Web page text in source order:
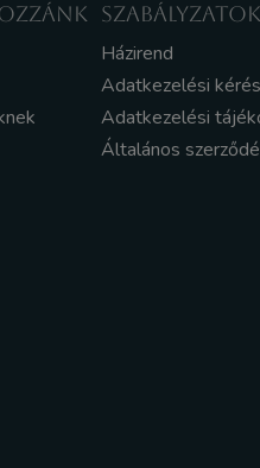
SZABÁLYZATOK
Házirend
Adatkezelési
Adatkezelési
Általános